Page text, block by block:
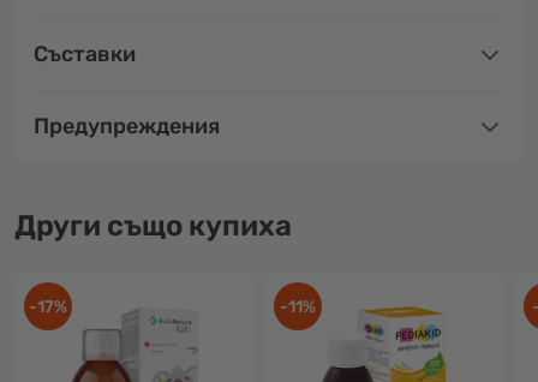
Съставки
Предупреждения
Други също купиха
-17% -11%